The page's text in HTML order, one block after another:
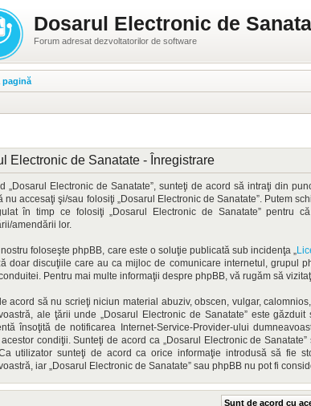
Dosarul Electronic de
Forum adresat dezvoltatorilor de software
pagină
Electronic de Sanatate - Înregistrare
„Dosarul Electronic de Sanatate”, sunteţi de acord să intraţi din
nu accesaţi şi/sau folosiţi „Dosarul Electronic de Sanatate”. Putem
în timp ce folosiţi „Dosarul Electronic de Sanatate” pentru
amendării lor.
foloseşte phpBB, care este o soluţie publicată sub incidenţa „
doar discuţiile care au ca mijloc de comunicare internetul, grupul
Pentru mai multe informaţii despre phpBB, vă rugăm să
acord să nu scrieţi niciun material abuziv, obscen, vulgar,
ale ţării unde „Dosarul Electronic de Sanatate” este
însoţită de notificarea Internet-Service-Provider-ului
condiţii. Sunteţi de acord ca „Dosarul Electronic de
utilizator sunteţi de acord ca orice informaţie introdusă să fie
iar „Dosarul Electronic de Sanatate” sau phpBB nu pot fi